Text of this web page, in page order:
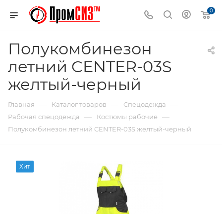
0
Полукомбинезон
летний CENTER-03S
желтый-черный
Главная — Каталог товаров — Спецодежда —
Рабочая спецодежда — Костюмы рабочие —
Полукомбинезон летний CENTER-03S желтый-черный
Хит